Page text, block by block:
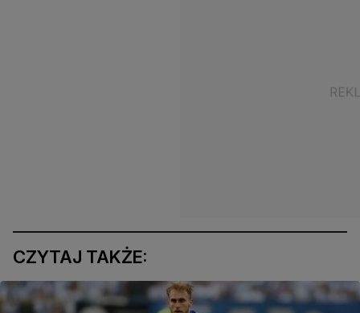
CZYTAJ TAKŻE: